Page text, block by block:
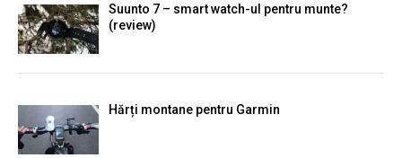
Suunto 7 – smart watch-ul pentru munte?
(review)
Hărți montane pentru Garmin